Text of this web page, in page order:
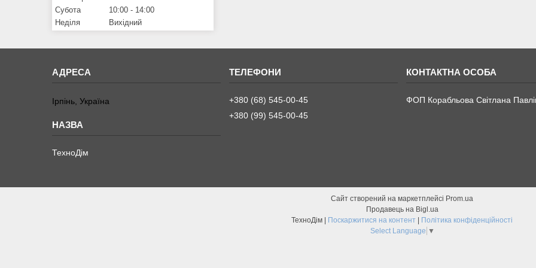
Субота
10:00
14:00
Неділя
Вихідний
Ірпінь, Україна
ТехноДім
+380 (68) 545-00-45
+380 (99) 545-00-45
ФОП Корабльова Світлана
Сайт створений на маркетплейсі Prom.ua
Продавець на Bigl.ua
ТехноДім | Поскаржитися на контент | Політика конфіденційності
Select Language ▼